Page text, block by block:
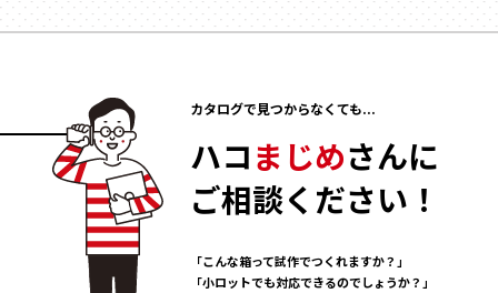
カタログで見つからなくても...
ハコまじめさんに
ご相談ください！
「こんな箱って試作でつくれますか？」
「小ロットでも対応できるのでしょうか？」